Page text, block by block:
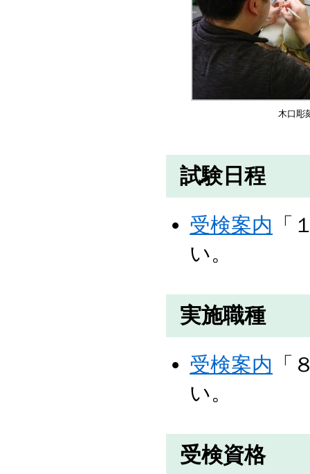
木口彫
試験日程
受検案内 「
い。
実施職種
受検案内 「
い。
受検資格